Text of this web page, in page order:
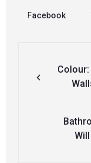
Facebook
Colour: